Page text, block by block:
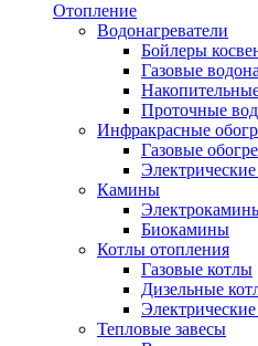
Отопление
Водонагреватели
Бойлеры
Газовые
Проточные
Инфракрасные
Газовые
Камины
Биокамины
Котлы отопления
Газовые котлы
Дизельные
Тепловые завесы